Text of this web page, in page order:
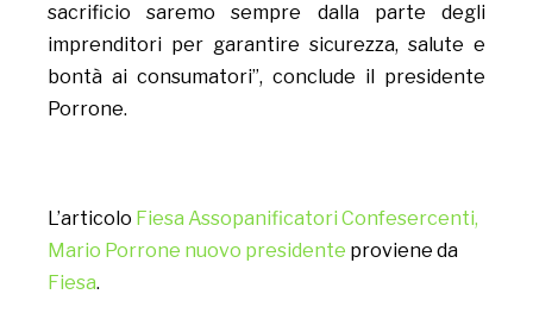
sacrificio saremo sempre dalla parte degli
imprenditori per garantire sicurezza, salute e
bontà ai consumatori”, conclude il presidente
Porrone.
L’articolo Fiesa Assopanificatori Confesercenti,
Mario Porrone nuovo presidente proviene da
Fiesa.